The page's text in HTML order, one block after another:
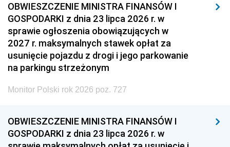
OBWIESZCZENIE MINISTRA FINANSÓW I
GOSPODARKI z dnia 23 lipca 2026 r. w
sprawie ogłoszenia obowiązujących w
2027 r. maksymalnych stawek opłat za
usunięcie pojazdu z drogi i jego parkowanie
na parkingu strzeżonym
Monitor Polski rok 2026 poz. 727
OBWIESZCZENIE MINISTRA FINANSÓW I
GOSPODARKI z dnia 23 lipca 2026 r. w